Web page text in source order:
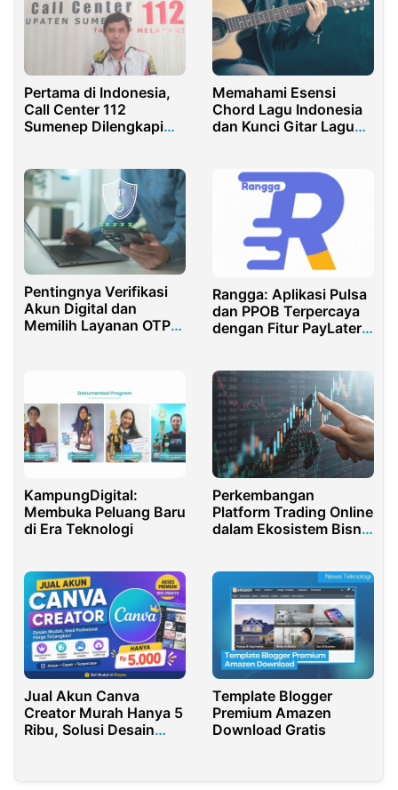
Pertama di Indonesia,
Call Center 112
Sumenep Dilengkapi
Memahami Esensi
Chord Lagu Indonesia
dan Kunci Gitar Lagu
Pentingnya Verifikasi
Akun Digital dan
Memilih Layanan OTP
Rangga: Aplikasi Pulsa
dan PPOB Terpercaya
dengan Fitur PayLater
KampungDigital:
Membuka Peluang Baru
di Era Teknologi
Perkembangan
Platform Trading Online
dalam Ekosistem Bisnis
Jual Akun Canva
Creator Murah Hanya 5
Ribu, Solusi Desain
Template Blogger
Premium Amazen
Download Gratis